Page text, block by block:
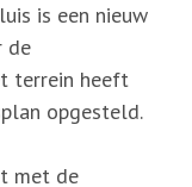
is een nieuw
de
terrein heeft
opgesteld.
met de